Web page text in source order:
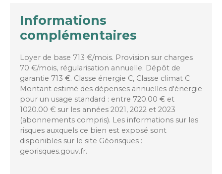
Informations
complémentaires
Loyer de base 713 €/mois. Provision sur charges
70 €/mois, régularisation annuelle. Dépôt de
garantie 713 €. Classe énergie C, Classe climat C
Montant estimé des dépenses annuelles d'énergie
pour un usage standard : entre 720.00 € et
1020.00 € sur les années 2021, 2022 et 2023
(abonnements compris). Les informations sur les
risques auxquels ce bien est exposé sont
disponibles sur le site Géorisques :
georisques.gouv.fr.